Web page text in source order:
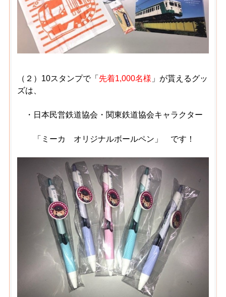
（２）10スタンプで「 先着1,000名様 」が貰えるグッ
ズは、
・日本民営鉄道協会・関東鉄道協会キャラクター
「ミーカ オリジナルボールペン」 です！